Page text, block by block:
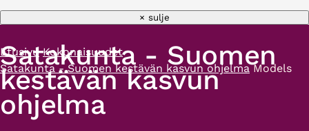
× sulje
Murupolku
Etusivu Kokonaisuudet
Satakunta - Suomen kestävän kasvun ohjelma Models
Satakunta - Suomen
kestävän kasvun
ohjelma